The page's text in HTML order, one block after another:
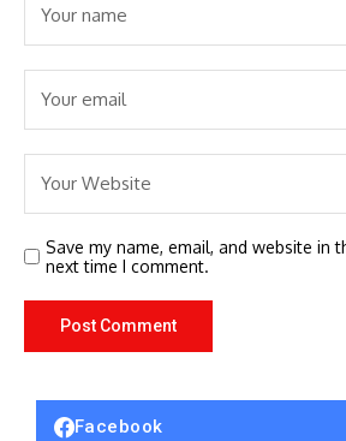
Save my name, email, and website in
next time I comment.
Facebook